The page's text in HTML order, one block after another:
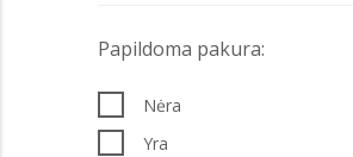
38 kW
40 kW
Papildoma pakura:
Nėra
Yra